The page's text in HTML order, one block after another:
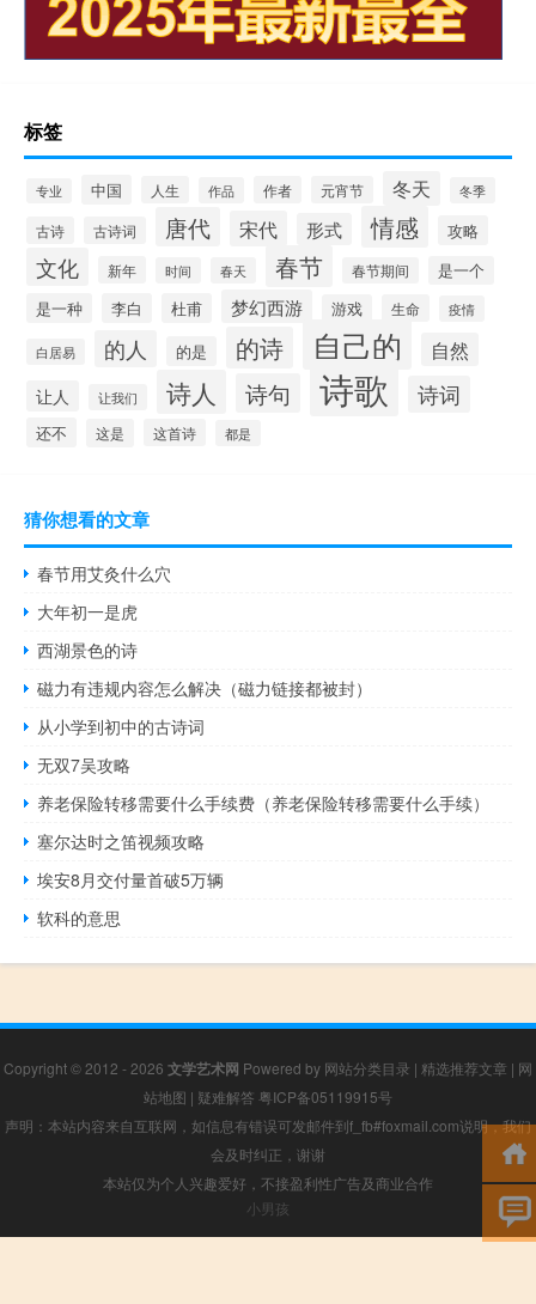
标签
专业 中国 人生 作品 作者 元宵节 冬天 冬季
古诗 古诗词 唐代 宋代 形式 情感 攻略
文化 新年 时间 春天 春节 春节期间 是一个
是一种 李白 杜甫 梦幻西游 游戏 生命 疫情
白居易 的人 的是 的诗 自己的 自然
让人 让我们 诗人 诗句 诗歌 诗词
还不 这是 这首诗 都是
猜你想看的文章
春节用艾灸什么穴
大年初一是虎
西湖景色的诗
磁力有违规内容怎么解决（磁力链接都被封）
从小学到初中的古诗词
无双7吴攻略
养老保险转移需要什么手续费（养老保险转移需要什么手续）
塞尔达时之笛视频攻略
埃安8月交付量首破5万辆
软科的意思
Copyright © 2012 - 2026 文学艺术网 Powered by 网站分类目录 | 精选推荐文章 | 网
站地图 | 疑难解答 粤ICP备05119915号
声明：本站内容来自互联网，如信息有错误可发邮件到f_fb#foxmail.com说明，我们
会及时纠正，谢谢
本站仅为个人兴趣爱好，不接盈利性广告及商业合作
小男孩